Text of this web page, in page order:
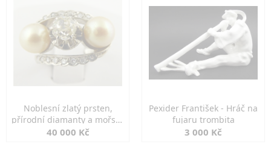
Noblesní zlatý prsten,
přírodní diamanty a mořské
perly
40 000 Kč
Pexider František - Hráč na
fujaru trombita
3 000 Kč